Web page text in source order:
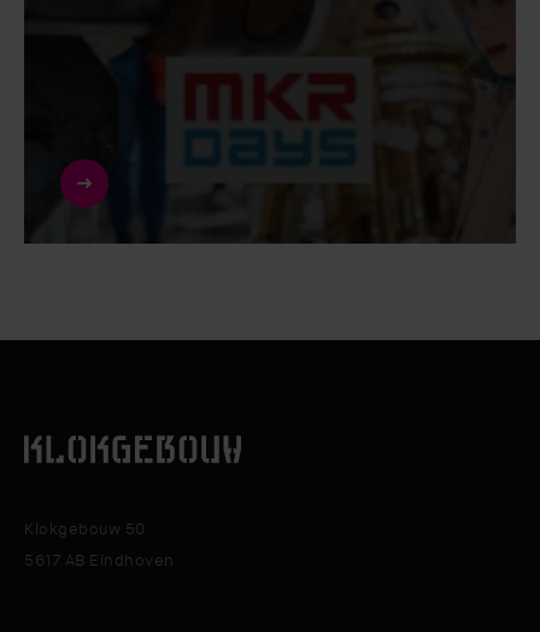
Klokgebouw 50
5617 AB Eindhoven